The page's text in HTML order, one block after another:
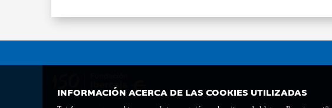
INFORMACIÓN ACERCA DE LAS COOKIES UTILIZADAS